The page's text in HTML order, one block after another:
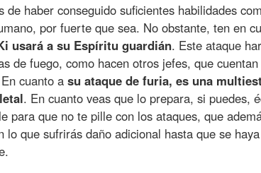
de haber conseguido suficientes habilidades
por fuerte que sea. No obstante, ten en
usará a su Espíritu guardián. Este ataque
de fuego, como hacen otros jefes, que
cuanto a su ataque de furia, es una
. En cuanto veas que lo prepara, si puedes,
para que no te pille con los ataques, que
lo que sufrirás daño adicional hasta que se